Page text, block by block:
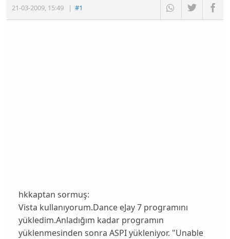
21-03-2009, 15:49 |#1
hkkaptan sormuş:
Vista kullanıyorum.Dance eJay 7 programını
yükledim.Anladığım kadar programın
yüklenmesinden sonra ASPI yükleniyor. "Unable